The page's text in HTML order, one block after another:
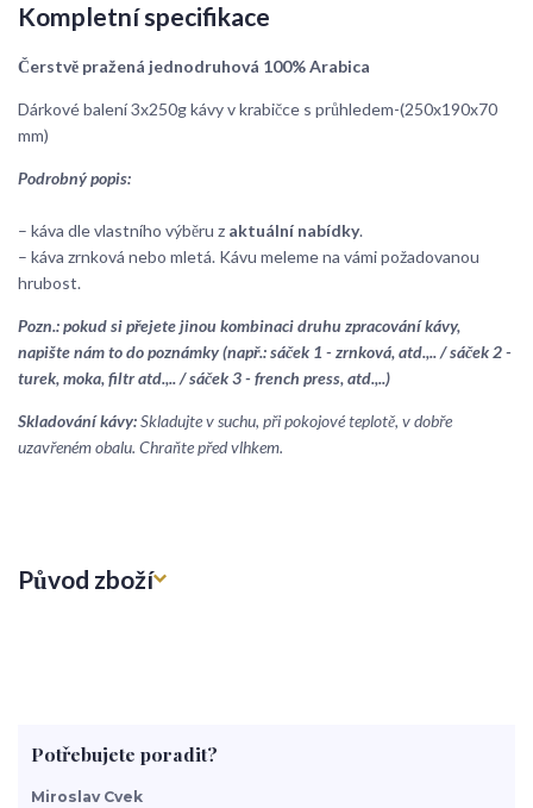
Kompletní specifikace
Čerstvě pražená jednodruhová 100% Arabica
Dárkové balení 3x250g kávy v krabičce s průhledem-(250x190x70
mm)
Podrobný popis:
– káva dle vlastního výběru z aktuální nabídky.
– káva zrnková nebo mletá. Kávu meleme na vámi požadovanou
hrubost.
Pozn.: pokud si přejete jinou kombinaci druhu zpracování kávy,
napište nám to do poznámky (např.: sáček 1 - zrnková, atd.,.. / sáček 2 -
turek, moka, filtr atd.,.. / sáček 3 - french press, atd.,..)
Skladování kávy:Skladujte v suchu, při pokojové teplotě, v dobře
uzavřeném obalu. Chraňte před vlhkem.
Původ zboží
Potřebujete poradit?
Miroslav Cvek